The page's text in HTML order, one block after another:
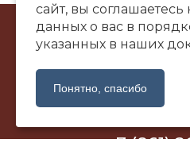
© ООО Художественная
г. Краснодар, ул.
сайт, вы соглашаетесь
данных о вас в
указанных в наших
Понятно, спасибо